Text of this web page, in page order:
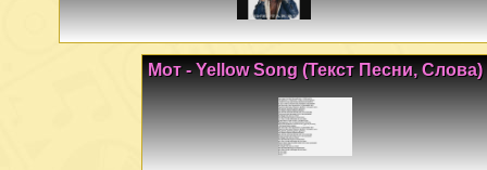
Мот - Yellow Song (Текст Песни, Слова)